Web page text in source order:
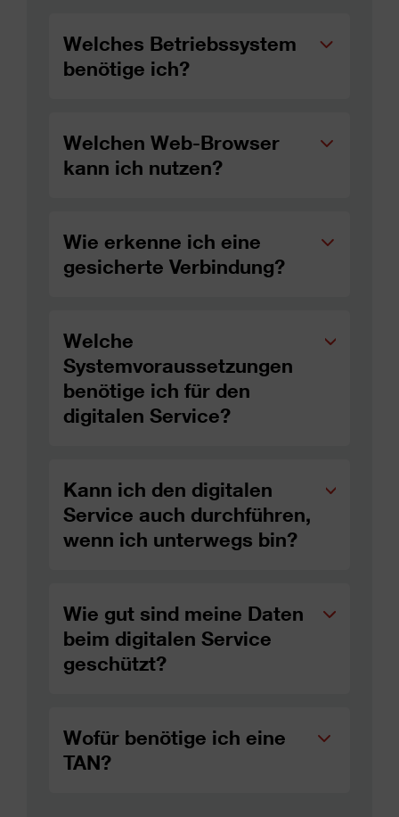
Welches Betriebssystem
benötige ich?
Welchen Web-Browser
kann ich nutzen?
Wie erkenne ich eine
gesicherte Verbindung?
Welche
Systemvoraussetzungen
benötige ich für den
digitalen Service?
Kann ich den digitalen
Service auch durchführen,
wenn ich unterwegs bin?
Wie gut sind meine Daten
beim digitalen Service
geschützt?
Wofür benötige ich eine
TAN?